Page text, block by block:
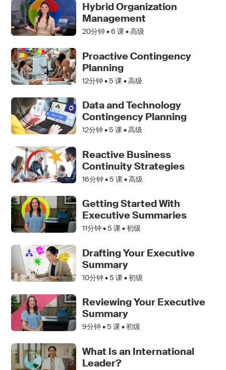
Hybrid Organization
Management
20分钟 •6 课 • 高级
Proactive Contingency
Planning
12分钟 •5 课 • 高级
Data and Technology
Contingency Planning
12分钟 •5 课 • 高级
Reactive Business
Continuity Strategies
16分钟 •5 课 • 高级
Getting Started With
Executive Summaries
11分钟 •5 课 • 初级
Drafting Your Executive
Summary
10分钟 •5 课 • 初级
Reviewing Your Executive
Summary
9分钟 •5 课 • 初级
What Is an International
Leader?